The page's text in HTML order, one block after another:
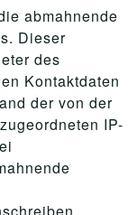
abmahnende
Dieser
des
Kontaktdaten
der von der
IP-